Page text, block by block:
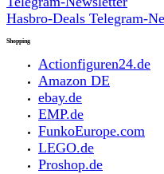
Hasbro-Deals Telegram-
Shopping
Actionfiguren24.de
Amazon DE
ebay.de
EMP.de
FunkoEurope.com
LEGO.de
Proshop.de